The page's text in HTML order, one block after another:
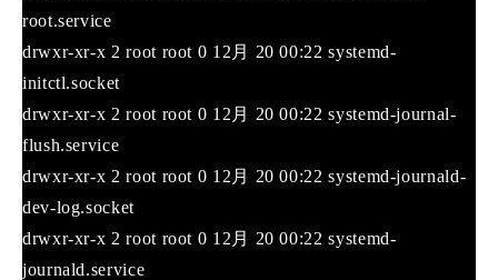
root.service
drwxr-xr-x 2 root root 0 12月 20 00:22 systemd-
initctl.socket
drwxr-xr-x 2 root root 0 12月 20 00:22 systemd-journal-
flush.service
drwxr-xr-x 2 root root 0 12月 20 00:22 systemd-journald-
dev-log.socket
drwxr-xr-x 2 root root 0 12月 20 00:22 systemd-
journald.service